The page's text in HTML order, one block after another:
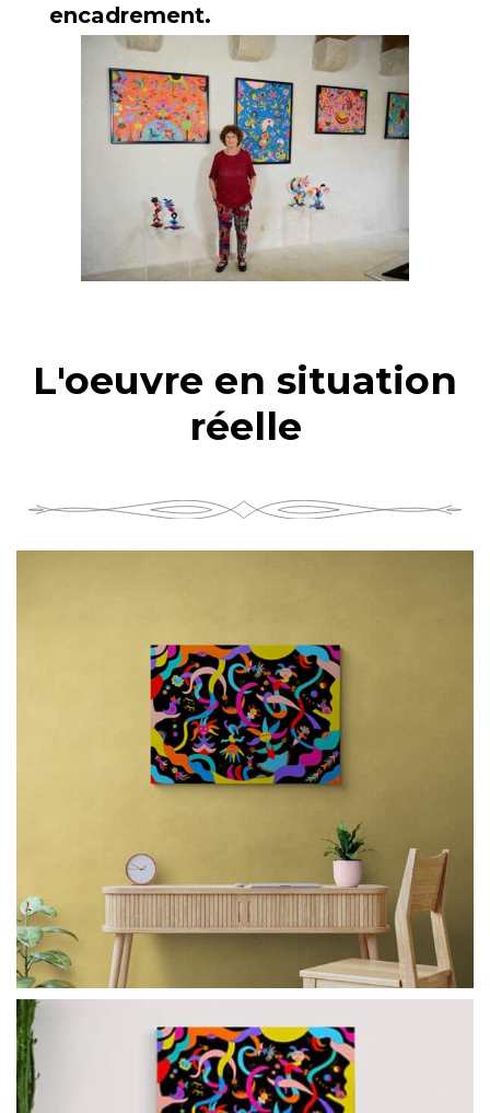
encadrement.
L'oeuvre en situation
réelle